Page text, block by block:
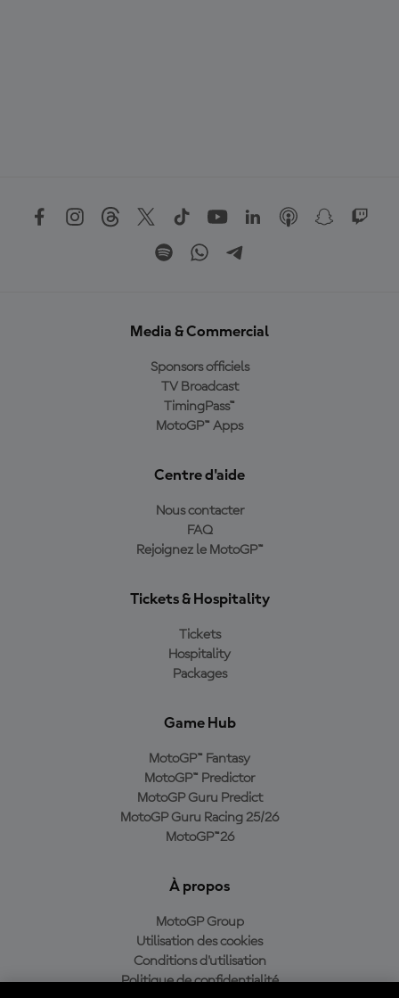
Media & Commercial
Sponsors officiels
TV Broadcast
TimingPass™
MotoGP™ Apps
Centre d'aide
Nous contacter
FAQ
Rejoignez le MotoGP™
Tickets & Hospitality
Tickets
Hospitality
Packages
Game Hub
MotoGP™ Fantasy
MotoGP™ Predictor
MotoGP Guru Predict
MotoGP Guru Racing 25/26
MotoGP™26
À propos
MotoGP Group
Utilisation des cookies
Conditions d'utilisation
Politique de confidentialité